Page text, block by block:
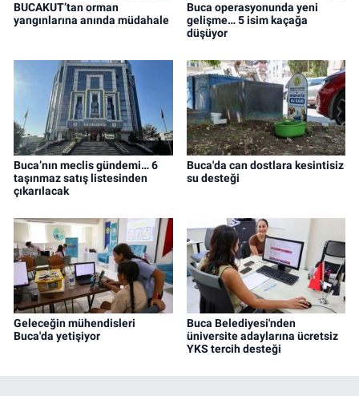
BUCAKUT’tan orman
yangınlarına anında müdahale
Buca operasyonunda yeni
gelişme… 5 isim kaçağa
düşüyor
Buca’nın meclis gündemi… 6
taşınmaz satış listesinden
çıkarılacak
Buca'da can dostlara kesintisiz
su desteği
Geleceğin mühendisleri
Buca'da yetişiyor
Buca Belediyesi'nden
üniversite adaylarına ücretsiz
YKS tercih desteği